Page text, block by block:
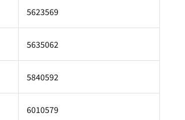
5623569
5635062
5840592
6010579